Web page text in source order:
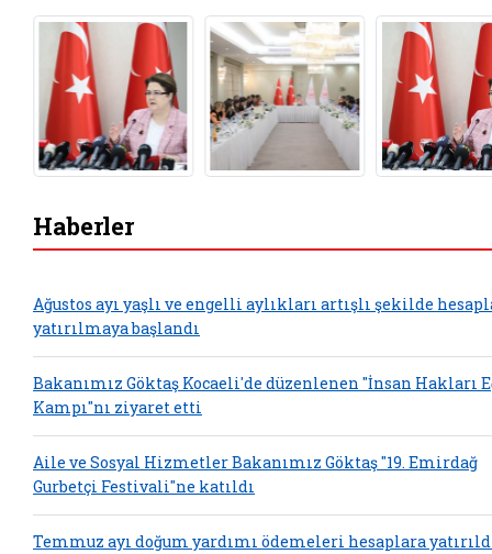
Haberler
Ağustos ayı yaşlı ve engelli aylıkları artışlı şekilde
yatırılmaya başlandı
Bakanımız Göktaş Kocaeli'de düzenlenen "İnsan Hakları
Kampı"nı ziyaret etti
Aile ve Sosyal Hizmetler Bakanımız Göktaş "19. Emirdağ
Gurbetçi Festivali"ne katıldı
Temmuz ayı doğum yardımı ödemeleri hesaplara